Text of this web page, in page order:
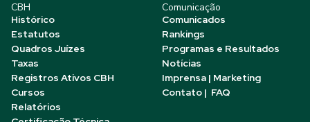
CBH
Histórico
Estatutos
Quadros Juízes
Taxas
Registros Ativos CBH
Cursos
Relatórios
Comunicação
Comunicados
Rankings
Programas e Resultados
Notícias
Imprensa | Marketing
Contato | FAQ